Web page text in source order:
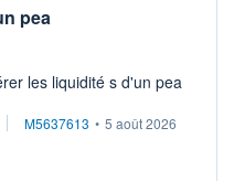
pea
les liquidité s d'un pea
M5637613 • 5 août 2026